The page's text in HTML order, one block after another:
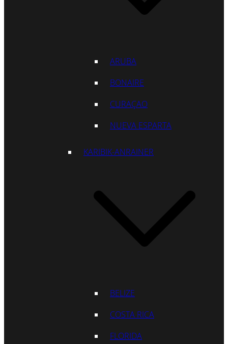
ARUBA
BONAIRE
CURAÇAO
NUEVA ESPARTA
KARIBIK-ANRAINER
BELIZE
COSTA RICA
FLORIDA